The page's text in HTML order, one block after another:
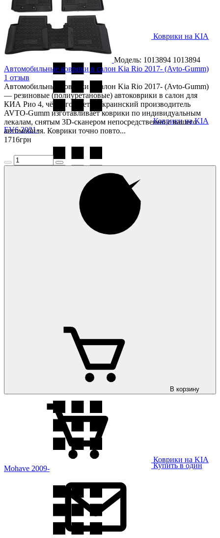
Коврики на KIA
EV5 2024-
Коврики на KIA
EV6 2021-
Коврики на KIA
Mohave 2009-
Модель: 1013894 1013894
Автомобильные коврики в салон Kia Rio 2017- (Avto-Gumm)
1 отзыв
Автомобильные коврики в салон Kia Rio 2017- (Avto-Gumm)
— резиновые (полиуретановые) автоковрики в салон для
КИА Рио 4, чёрного цвета. Украинский производитель
AVTO-Gumm изготавливает коврики по индивидуальным
лекалам, снятым 3D-сканером непосредственно с вашего
автомобиля. Коврики точно повто...
1716грн
В корзину
Купить в один